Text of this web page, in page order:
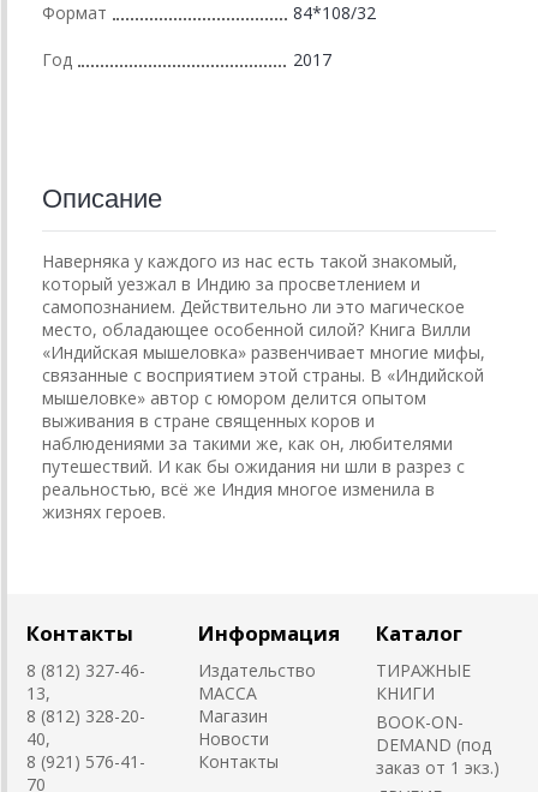
Формат 84*108/32
Год 2017
Описание
Наверняка у каждого из нас есть такой знакомый,
который уезжал в Индию за просветлением и
самопознанием. Действительно ли это магическое
место, обладающее особенной силой? Книга Вилли
«Индийская мышеловка» развенчивает многие мифы,
связанные с восприятием этой страны. В «Индийской
мышеловке» автор с юмором делится опытом
выживания в стране священных коров и
наблюдениями за такими же, как он, любителями
путешествий. И как бы ожидания ни шли в разрез с
реальностью, всё же Индия многое изменила в
жизнях героев.
Контакты
8 (812) 327-46-
13,
8 (812) 328-20-
40,
8 (921) 576-41-
70
Информация
Издательство
MACCA
Магазин
Новости
Контакты
Каталог
ТИРАЖНЫЕ
КНИГИ
BOOK-ON-
DEMAND (под
заказ от 1 экз.)